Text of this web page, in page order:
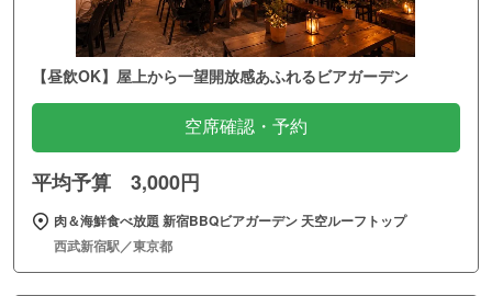
【昼飲OK】屋上から一望開放感あふれるビアガーデン
空席確認・予約
平均予算 3,000円
肉＆海鮮食べ放題 新宿BBQビアガーデン 天空ルーフトップ
西武新宿駅／東京都